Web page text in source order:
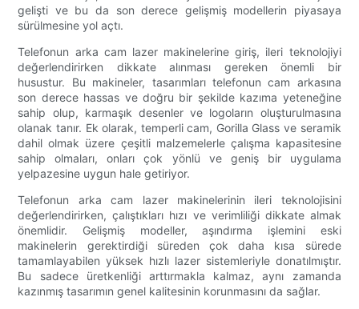
gelişti ve bu da son derece gelişmiş modellerin piyasaya
sürülmesine yol açtı.
Telefonun arka cam lazer makinelerine giriş, ileri teknolojiyi
değerlendirirken dikkate alınması gereken önemli bir
husustur. Bu makineler, tasarımları telefonun cam arkasına
son derece hassas ve doğru bir şekilde kazıma yeteneğine
sahip olup, karmaşık desenler ve logoların oluşturulmasına
olanak tanır. Ek olarak, temperli cam, Gorilla Glass ve seramik
dahil olmak üzere çeşitli malzemelerle çalışma kapasitesine
sahip olmaları, onları çok yönlü ve geniş bir uygulama
yelpazesine uygun hale getiriyor.
Telefonun arka cam lazer makinelerinin ileri teknolojisini
değerlendirirken, çalıştıkları hızı ve verimliliği dikkate almak
önemlidir. Gelişmiş modeller, aşındırma işlemini eski
makinelerin gerektirdiği süreden çok daha kısa sürede
tamamlayabilen yüksek hızlı lazer sistemleriyle donatılmıştır.
Bu sadece üretkenliği arttırmakla kalmaz, aynı zamanda
kazınmış tasarımın genel kalitesinin korunmasını da sağlar.